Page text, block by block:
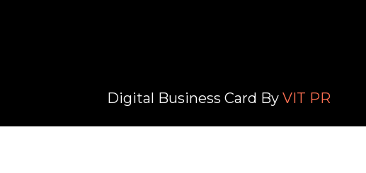
Digital Business Card By VIT PR